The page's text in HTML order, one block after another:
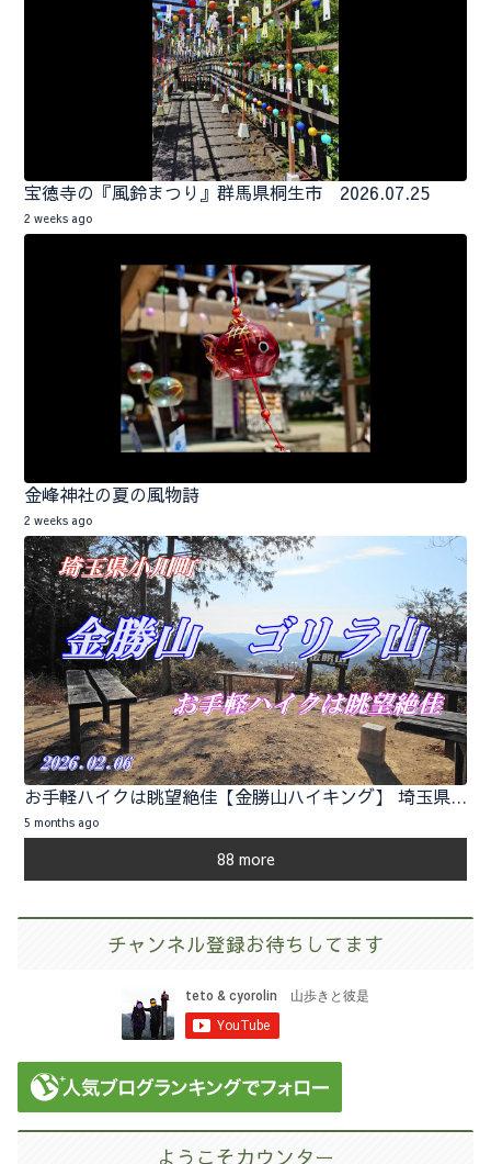
宝徳寺の『風鈴まつり』群馬県桐生市 2026.07.25
2 weeks ago
金峰神社の夏の風物詩
2 weeks ago
お手軽ハイクは眺望絶佳【金勝山ハイキング】 埼玉県小川町 2026.02.06
5 months ago
88 more
チャンネル登録お待ちしてます
ようこそカウンター